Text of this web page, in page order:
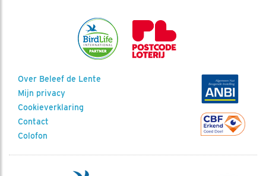
Over Beleef de Lente
Mijn privacy
Cookieverklaring
Contact
Colofon